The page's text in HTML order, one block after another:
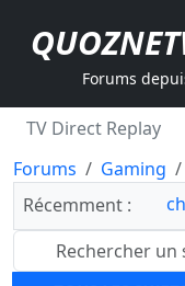
Forums
TV Direct Replay
Forums
Gaming
Récemment :